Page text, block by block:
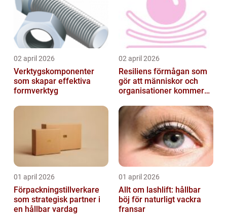
02 april 2026
Verktygskomponenter
som skapar effektiva
formverktyg
02 april 2026
Resiliens förmågan som
gör att människor och
organisationer kommer
01 april 2026
Förpackningstillverkare
som strategisk partner i
en hållbar vardag
01 april 2026
Allt om lashlift: hållbar
böj för naturligt vackra
fransar